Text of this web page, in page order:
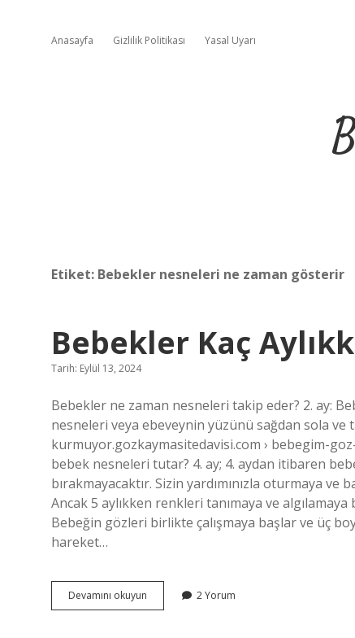
Anasayfa Gizlilik Politikası Yasal Uyarı
Etiket: Bebekler nesneleri ne zaman gösterir
Bebekler Kaç
Tarih: Eylül 13, 2024
Bebekler ne zaman nesneleri takip eder? 2. ay:
nesneleri veya ebeveynin yüzünü sağdan sola
kurmuyor.gozkaymasitedavisi.com › bebegim-
bebek nesneleri tutar? 4. ay; 4. aydan itibaren
bırakmayacaktır. Sizin yardımınızla oturmaya ve
Ancak 5 aylıkken renkleri tanımaya ve
Bebeğin gözleri birlikte çalışmaya başlar ve üç
hareket…
Devamını okuyun Bebekler
Kaç
2 Yorum